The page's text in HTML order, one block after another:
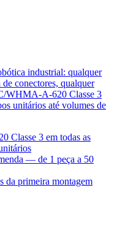
industrial: qualquer
conectores, qualquer
WHMA-A-620 Classe 3
unitários até volumes de
Classe 3 em todas as
— de 1 peça a 50
da primeira montagem